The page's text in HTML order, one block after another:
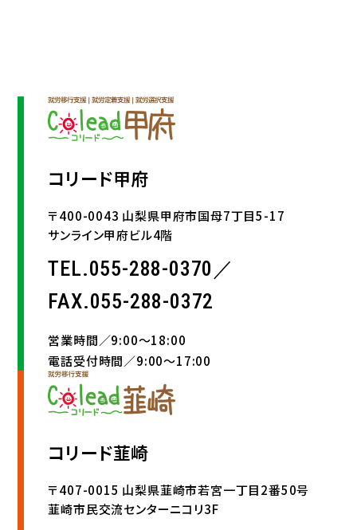
コリード甲府
〒400-0043 山梨県甲府市国母7丁目5-17
サンライン甲府ビル4階
TEL.055-288-0370／
FAX.055-288-0372
営業時間／9:00〜18:00
電話受付時間／9:00〜17:00
コリード韮崎
〒407-0015 山梨県韮崎市若宮一丁目2番50号
韮崎市民交流センターニコリ3F